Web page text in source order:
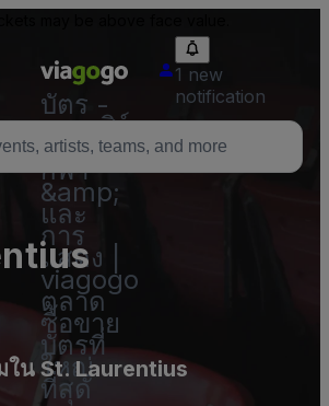
บัตร -
คอนเสิร์ต
บัตร
กีฬา
&amp;
และ
การ
แสดง |
viagogo
ตลาด
ซื้อขาย
บัตรที่
ใหญ่
ที่สุด
1 new
notification
น St. Laurentius